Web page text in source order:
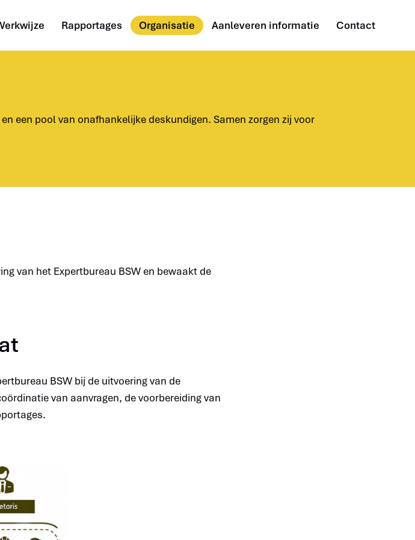
naar
de
Rapportages Organisatie Aanleveren informatie
Contact
een pool van onafhankelijke deskundigen. Samen zorgen zij voor
van het Expertbureau BSW en bewaakt de
BSW bij de uitvoering van de
van aanvragen, de voorbereiding van